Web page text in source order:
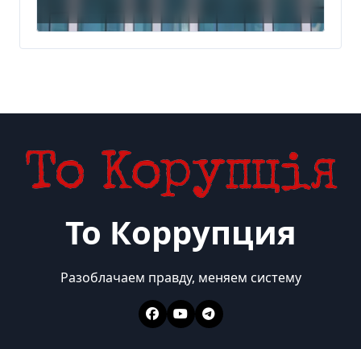
миллиарда
То Коррупция
Разоблачаем правду, меняем систему